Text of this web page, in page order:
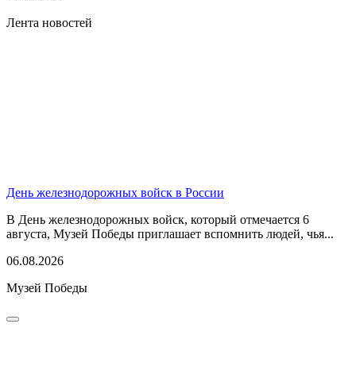
Лента новостей
День железнодорожных войск в России
В День железнодорожных войск, который отмечается 6
августа, Музей Победы приглашает вспомнить людей, чья...
06.08.2026
Музей Победы